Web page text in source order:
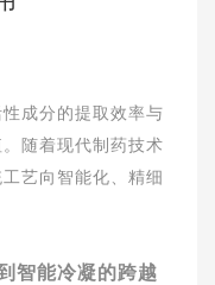
成分的提取效率与
随着现代制药技术
艺向智能化、精细
智能冷凝的跨越